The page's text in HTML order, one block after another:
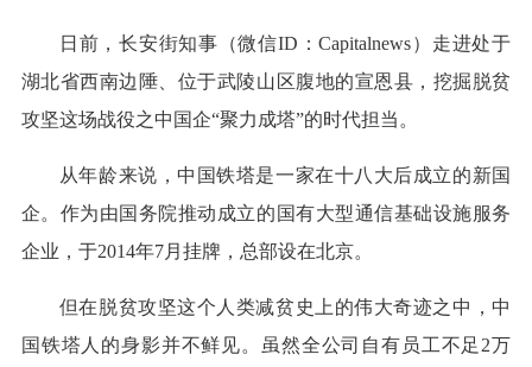
日前，长安街知事（微信ID：Capitalnews）走进处于
湖北省西南边陲、位于武陵山区腹地的宣恩县，挖掘脱贫
攻坚这场战役之中国企“聚力成塔”的时代担当。
从年龄来说，中国铁塔是一家在十八大后成立的新国
企。作为由国务院推动成立的国有大型通信基础设施服务
企业，于2014年7月挂牌，总部设在北京。
但在脱贫攻坚这个人类减贫史上的伟大奇迹之中，中
国铁塔人的身影并不鲜见。虽然全公司自有员工不足2万